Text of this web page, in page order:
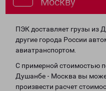
ПЭК доставляет грузы из
другие города России
авиатранспортом.
С примерной стоимостью
Душанбе - Москва вы
произвести расчет